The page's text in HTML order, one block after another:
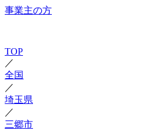
事業主の方
TOP
／
全国
／
埼玉県
／
三郷市